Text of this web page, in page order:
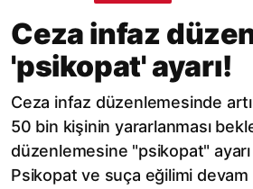
Ceza infaz
'psikopat' ayarı!
Ceza infaz düzenlemesinde
50 bin kişinin yararlanması
düzenlemesine "psikopat" ayarı
Psikopat ve suça eğilimi